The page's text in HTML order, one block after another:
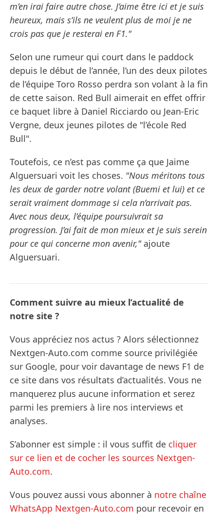
m’en irai faire autre chose. J’aime être ici et je suis
heureux, mais s’ils ne veulent plus de moi je ne
crois pas que je resterai en F1."
Selon une rumeur qui court dans le paddock
depuis le début de l’année, l’un des deux pilotes
de l’équipe Toro Rosso perdra son volant à la fin
de cette saison. Red Bull aimerait en effet offrir
ce baquet libre à Daniel Ricciardo ou Jean-Eric
Vergne, deux jeunes pilotes de "l’école Red
Bull".
Toutefois, ce n’est pas comme ça que Jaime
Alguersuari voit les choses. "Nous méritons tous
les deux de garder notre volant (Buemi et lui) et ce
serait vraiment dommage si cela n’arrivait pas.
Avec nous deux, l’équipe poursuivrait sa
progression. J’ai fait de mon mieux et je suis serein
pour ce qui concerne mon avenir,"ajoute
Alguersuari.
Comment suivre au mieux l’actualité de
notre site ?
Vous appréciez nos actus ? Alors sélectionnez
Nextgen-Auto.com comme source privilégiée
sur Google, pour voir davantage de news F1 de
ce site dans vos résultats d’actualités. Vous ne
manquerez plus aucune information et serez
parmi les premiers à lire nos interviews et
analyses.
S’abonner est simple : il vous suffit de cliquer
sur ce lien et de cocher les sources Nextgen-
Auto.com.
Vous pouvez aussi vous abonner à notre chaîne
WhatsApp Nextgen-Auto.com pour recevoir en